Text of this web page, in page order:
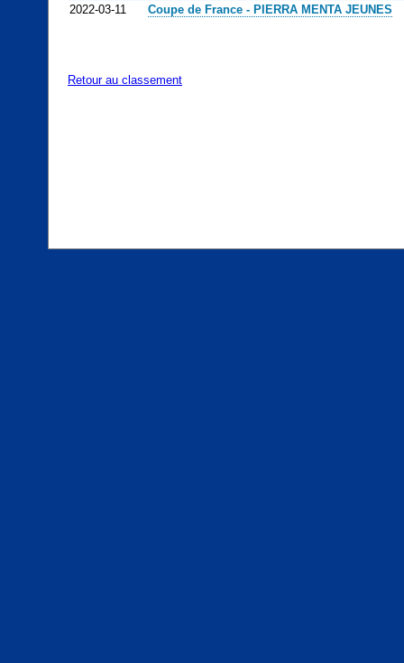
2022-03-11
Coupe de France - PIERRA MENTA JEUNES
Retour au classement